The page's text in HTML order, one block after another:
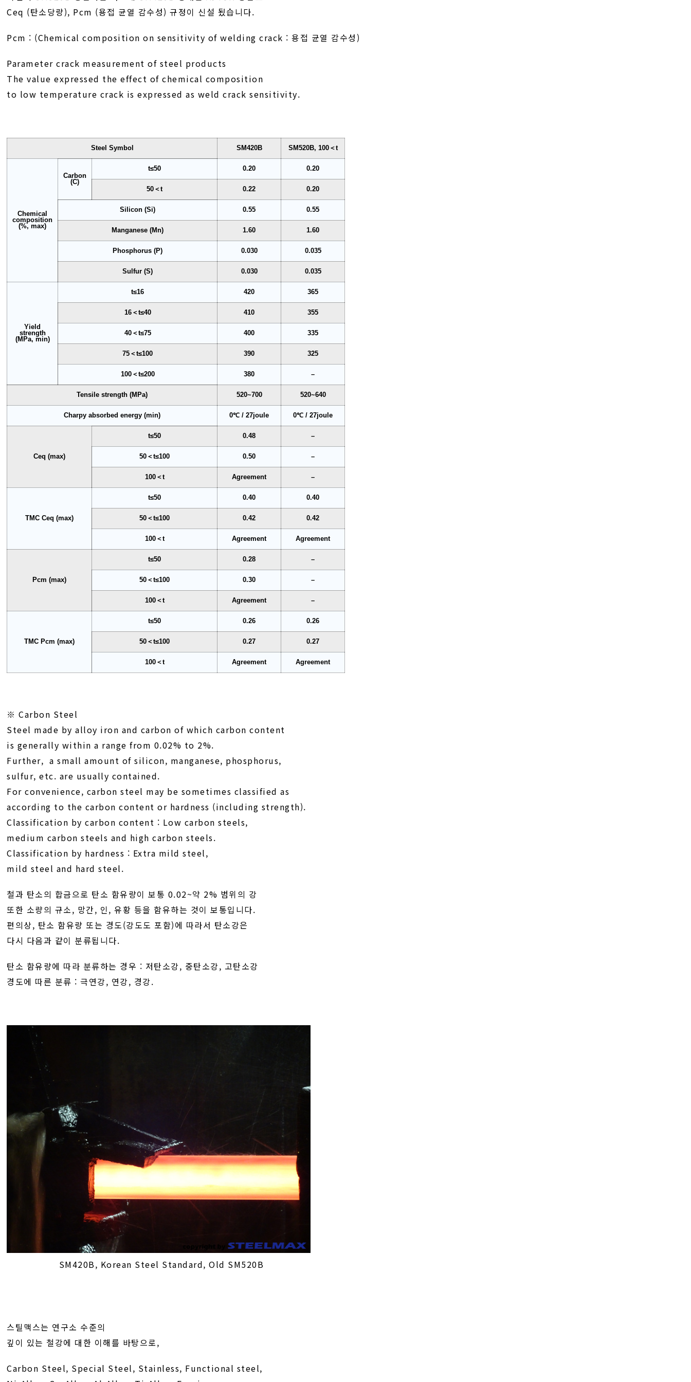
Ceq (탄소당량), Pcm (용접 균열 감수성) 규정이 신설 됬습니다.
Pcm : (Chemical composition on sensitivity of welding crack : 용접 균열 감수성)
Parameter crack measurement of steel products
The value expressed the effect of chemical composition
to low temperature crack is expressed as weld crack sensitivity.
Steel Symbol SM420B SM520B, 100＜t
Chemical
composition
(%, max)
Carbon
(C)
t≤50 0.20 0.20
50＜t 0.22 0.20
Silicon (Si) 0.55 0.55
Manganese (Mn) 1.60 1.60
Phosphorus (P) 0.030 0.035
Sulfur (S) 0.030 0.035
Yield
strength
(MPa, min)
t≤16 420 365
16＜t≤40 410 355
40＜t≤75 400 335
75＜t≤100 390 325
100＜t≤200 380 –
Tensile strength (MPa) 520~700 520~640
Charpy absorbed energy (min) 0℃ / 27joule 0℃ / 27joule
Ceq (max)
t≤50 0.48 –
50＜t≤100 0.50 –
100＜t Agreement –
TMC Ceq (max)
t≤50 0.40 0.40
50＜t≤100 0.42 0.42
100＜t Agreement Agreement
Pcm (max)
t≤50 0.28 –
50＜t≤100 0.30 –
100＜t Agreement –
TMC Pcm (max)
t≤50 0.26 0.26
50＜t≤100 0.27 0.27
100＜t Agreement Agreement
※ Carbon Steel
Steel made by alloy iron and carbon of which carbon content
is generally within a range from 0.02% to 2%.
Further, a small amount of silicon, manganese, phosphorus,
sulfur, etc. are usually contained.
For convenience, carbon steel may be sometimes classified as
according to the carbon content or hardness (including strength).
Classification by carbon content : Low carbon steels,
medium carbon steels and high carbon steels.
Classification by hardness : Extra mild steel,
mild steel and hard steel.
철과 탄소의 합금으로 탄소 함유량이 보통 0.02~약 2% 범위의 강
또한 소량의 규소, 망간, 인, 유황 등을 함유하는 것이 보통입니다.
편의상, 탄소 함유량 또는 경도(강도도 포함)에 따라서 탄소강은
다시 다음과 같이 분류됩니다.
탄소 함유량에 따라 분류하는 경우 : 저탄소강, 중탄소강, 고탄소강
경도에 따른 분류 : 극연강, 연강, 경강.
SM420B, Korean Steel Standard, Old SM520B
스틸맥스는 연구소 수준의
깊이 있는 철강에 대한 이해를 바탕으로,
Carbon Steel, Special Steel, Stainless, Functional steel,